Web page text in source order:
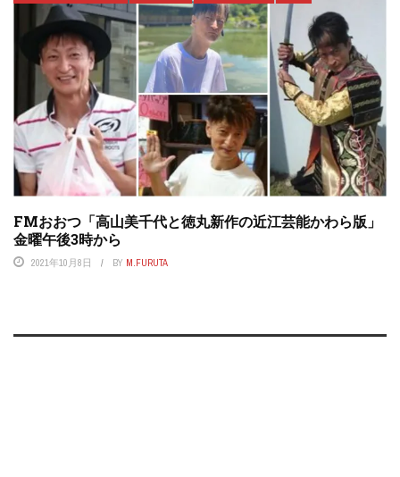
FMおおつ「高山美千代と徳丸新作の近江芸能かわら版」
金曜午後3時から
2021年10月8日 BY M.FURUTA